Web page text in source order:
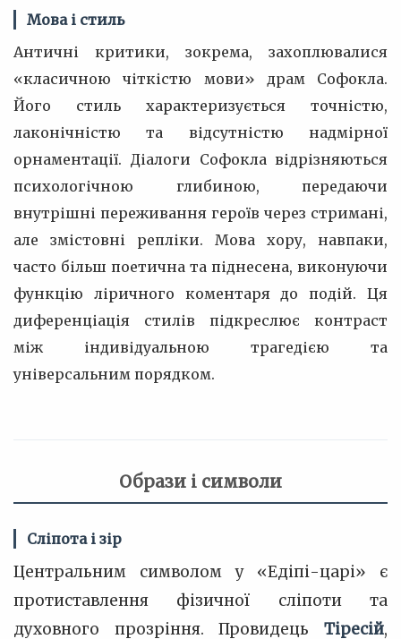
Мова і стиль
Античні критики, зокрема, захоплювалися
«класичною чіткістю мови» драм Софокла.
Його стиль характеризується точністю,
лаконічністю та відсутністю надмірної
орнаментації. Діалоги Софокла відрізняються
психологічною глибиною, передаючи
внутрішні переживання героїв через стримані,
але змістовні репліки. Мова хору, навпаки,
часто більш поетична та піднесена, виконуючи
функцію ліричного коментаря до подій. Ця
диференціація стилів підкреслює контраст
між індивідуальною трагедією та
універсальним порядком.
Образи і символи
Сліпота і зір
Центральним символом у «Едіпі-царі» є
протиставлення фізичної сліпоти та
духовного прозріння. Провидець Тіресій,